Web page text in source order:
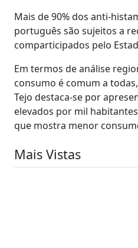
Mais de 90% dos anti-
português são sujeitos a
comparticipados pelo
Em termos de análise
consumo é comum a
Tejo destaca-se por
elevados por mil
que mostra menor
Mais Vistas